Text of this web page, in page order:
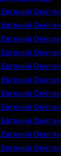
Онегин
Онегин
Онегин
Онегин
Онегин
Онегин
Онегин
Онегин
Онегин
Онегин
Онегин